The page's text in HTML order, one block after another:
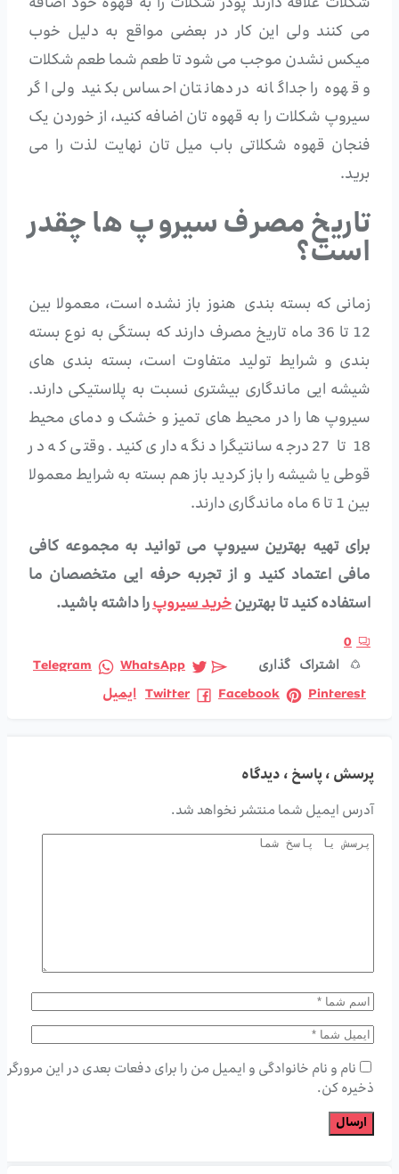
می کنند ولی این کار در بعضی مواقع به دلیل خوب
میکس نشدن موجب می شود تا طعم شما طعم شکلات
و قهوه را جداگانه در دهانتان احساس بکنید ولی اگر
سیروپ شکلات را به قهوه تان اضافه کنید، از خوردن یک
فنجان قهوه شکلاتی باب میل تان نهایت لذت را می
برید.
تاریخ مصرف سیروپ ها چقدر
است؟
زمانی که بسته بندی هنوز باز نشده است، معمولا بین
12 تا 36 ماه تاریخ مصرف دارند که بستگی به نوع بسته
بندی و شرایط تولید متفاوت است، بسته بندی های
شیشه ایی ماندگاری بیشتری نسبت به پلاستیکی دارند.
سیروپ ها را در محیط های تمیز و خشک و دمای محیط
18 تا 27 درجه سانتیگراد نگه داری کنید. وقتی که در
قوطی یا شیشه را باز کردید باز هم بسته به شرایط معمولا
بین 1 تا 6 ماه ماندگاری دارند.
برای تهیه بهترین سیروپ می توانید به مجموعه کافی
مافی اعتماد کنید و از تجربه حرفه ایی متخصصان ما
استفاده کنید تا بهترینخرید سیروپرا داشته باشید.
0
اشتراک گذاری
Telegram
WhatsApp
Twitter
Facebook Pinterest ایمیل
پرسش ، پاسخ ، دیدگاه
آدرس ایمیل شما منتشر نخواهد شد.
نام و نام خانوادگی و ایمیل من را برای دفعات بعدی در این مرورگر
ذخیره کن.